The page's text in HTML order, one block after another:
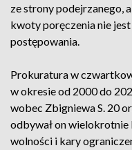
ze strony podejrzanego,
kwoty poręczenia nie
postępowania.
Prokuratura w
w okresie od 2000 do
wobec Zbigniewa S. 20
odbywał on
wolności i kary